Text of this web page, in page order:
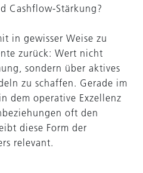
Cashflow-Stärkung?
in gewisser Weise zu
zurück: Wert nicht
sondern über aktives
zu schaffen. Gerade im
dem operative Exzellenz
oft den
diese Form der
relevant.